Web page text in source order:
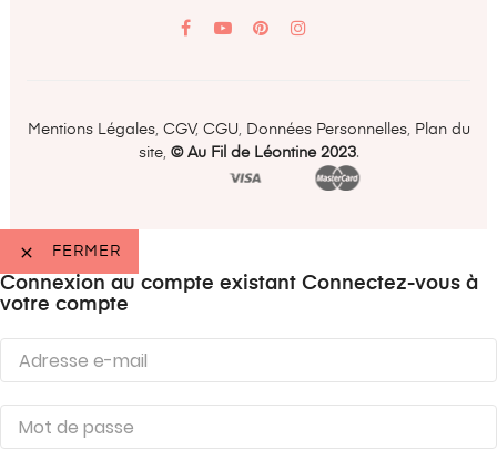
YouTubePinterest
Mentions Légales, CGV, CGU Données Personnelles,
Plan du
site, ©️ Au Fil de Léontine 2023.
 FERMER
Connexion au compte existant Connectez-vous à
votre compte